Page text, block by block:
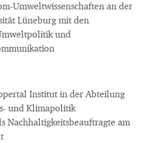
Umweltwissenschaften an der
Lüneburg mit den
und
Institut in der Abteilung
und Klimapolitik
Nachhaltigkeitsbeauftragte am